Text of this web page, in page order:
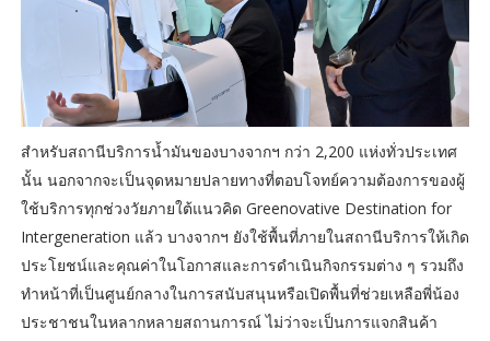
สำหรับสถานีบริการน้ำมันของบางจากฯ กว่า 2,200 แห่งทั่วประเทศ
นั้น นอกจากจะเป็นจุดหมายปลายทางที่ตอบโจทย์ความต้องการของผู้
ใช้บริการทุกช่วงวัยภายใต้แนวคิด Greenovative Destination for
Intergeneration แล้ว บางจากฯ ยังใช้พื้นที่ภายในสถานีบริการให้เกิด
ประโยชน์และคุณค่าในโอกาสและการดำเนินกิจกรรมต่าง ๆ รวมถึง
ทำหน้าที่เป็นศูนย์กลางในการสนับสนุนหรือเปิดพื้นที่ช่วยเหลือพี่น้อง
ประชาชนในหลากหลายสถานการณ์ ไม่ว่าจะเป็นการแจกสินค้า